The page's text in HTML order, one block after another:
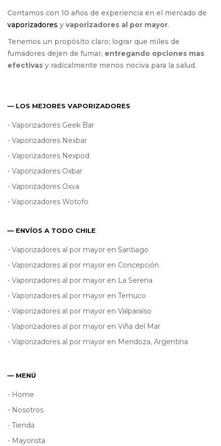
Contamos con 10 años de experiencia en el mercado de
vaporizadores y vaporizadores al por mayor.
Tenemos un propósito claro; lograr que miles de
fumadores dejen de fumar, entregando opciones mas
efectivas y radicalmente menos nociva para la salud.
— LOS MEJORES VAPORIZADORES
- Vaporizadores Geek Bar
- Vaporizadores Nexbar
- Vaporizadores Nexpod
- Vaporizadores Oxbar
- Vaporizadores Oxva
- Vaporizadores Wotofo
— ENVÍOS A TODO CHILE
- Vaporizadores al por mayor en Santiago
- Vaporizadores al por mayor en Concepción
- Vaporizadores al por mayor en La Serena
- Vaporizadores al por mayor en Temuco
- Vaporizadores al por mayor en Valparaíso
- Vaporizadores al por mayor en Viña del Mar
- Vaporizadores al por mayor en Mendoza, Argentina
— MENÚ
- Home
- Nosotros
- Tienda
- Mayorista